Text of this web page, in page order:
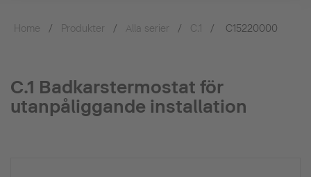
Home Produkter Alla serier C.1 C15220000
C.1 Badkarstermostat för
utanpåliggande installation